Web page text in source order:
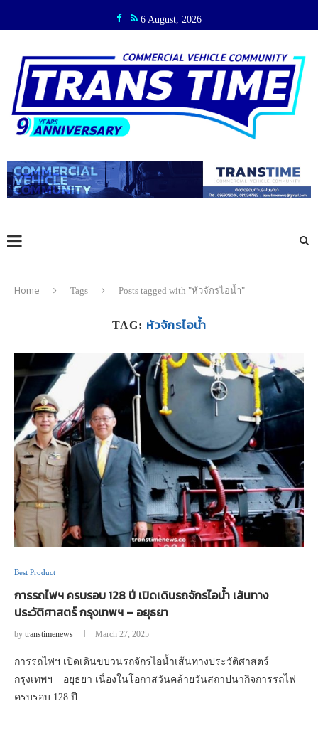
6 August, 2026
Home Tags Posts tagged with "หัวจักรไอน้ำ"
TAG: หัวจักรไอน้ำ
Best Product
การรถไฟฯ ครบรอบ 128 ปี เปิดเดินรถจักรไอน้ำ เส้นทาง
ประวัติศาสตร์ กรุงเทพฯ – อยุธยา
by transtimenews March 27, 2025
การรถไฟฯ เปิดเดินขบวนรถจักรไอน้ำเส้นทางประวัติศาสตร์
กรุงเทพฯ – อยุธยา เนื่องในโอกาสวันคล้ายวันสถาปนากิจการรถไฟ
ครบรอบ 128 ปี